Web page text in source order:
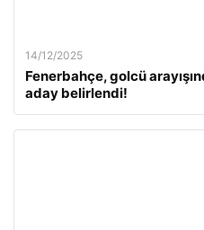
14/12/2025
Fenerbahçe, golcü
aday belirlendi!